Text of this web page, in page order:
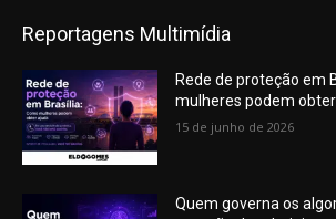
Reportagens Multimídia
Rede de proteção em
mulheres podem
15 de junho de 2026
Quem governa os